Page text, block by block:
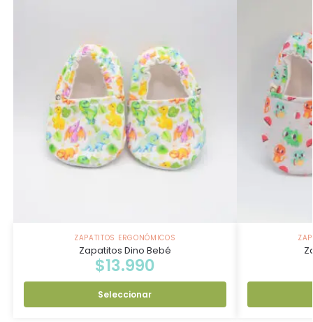
ZAPATITOS ERGONÓMICOS
Zapatitos Dino Bebé
$13.990
Seleccionar